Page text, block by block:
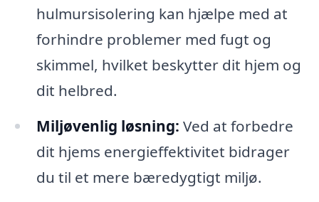
hulmursisolering kan hjælpe med at
forhindre problemer med fugt og
skimmel, hvilket beskytter dit hjem og
dit helbred.
Miljøvenlig løsning: Ved at forbedre
dit hjems energieffektivitet bidrager
du til et mere bæredygtigt miljø.